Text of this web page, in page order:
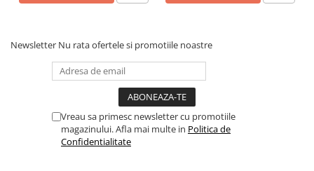
Newsletter Nu rata ofertele si promotiile noastre
Vreau sa primesc newsletter cu promotiile
magazinului. Afla mai multe in Politica de
Confidentialitate